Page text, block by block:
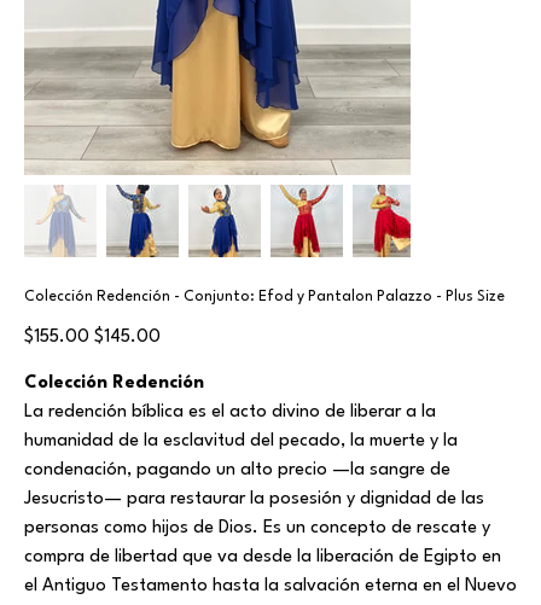
Colección Redención - Conjunto: Efod y Pantalon Palazzo - Plus Size
Original
price
$155.00
Sale
price
$145.00
Colección Redención
La redención bíblica es el acto divino de liberar a la
humanidad de la esclavitud del pecado, la muerte y la
condenación, pagando un alto precio —la sangre de
Jesucristo— para restaurar la posesión y dignidad de las
personas como hijos de Dios. Es un concepto de rescate y
compra de libertad que va desde la liberación de Egipto en
el Antiguo Testamento hasta la salvación eterna en el Nuevo